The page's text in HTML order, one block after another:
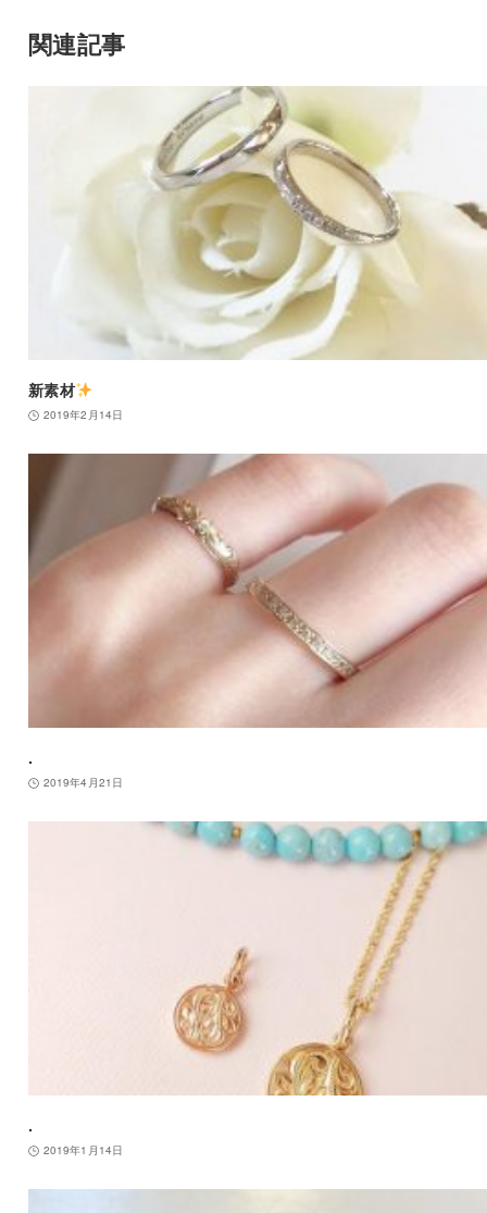
関連記事
新素材
2019年2月14日
.
2019年4月21日
.
2019年1月14日